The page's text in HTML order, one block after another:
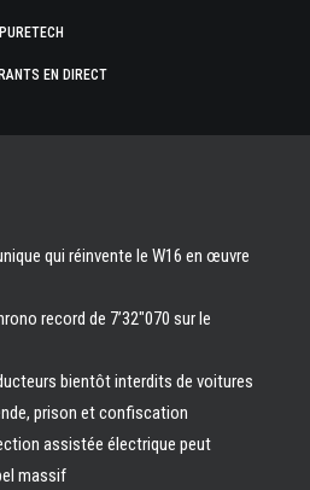
PURETECH
EN DIRECT
qui réinvente le W16 en œuvre
record de 7’32″070 sur le
bientôt interdits de voitures
prison et confiscation
assistée électrique peut
massif